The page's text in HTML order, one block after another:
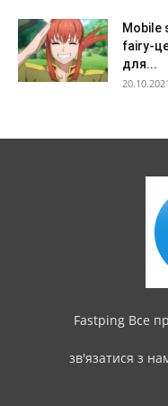
Mobile
fairy-
для...
20.10.2021
Fastping Все
зв'язатися з